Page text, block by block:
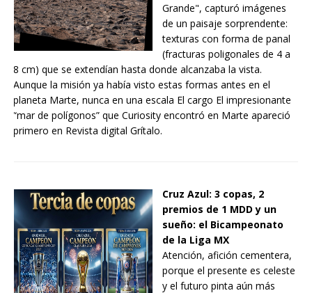
Grande", capturó imágenes
de un paisaje sorprendente:
texturas con forma de panal
(fracturas poligonales de 4 a
8 cm) que se extendían hasta donde alcanzaba la vista.
Aunque la misión ya había visto estas formas antes en el
planeta Marte, nunca en una escala El cargo El impresionante
“mar de polígonos” que Curiosity encontró en Marte apareció
primero en Revista digital Grítalo.
Cruz Azul: 3 copas, 2
premios de 1 MDD y un
sueño: el Bicampeonato
de la Liga MX
Atención, afición cementera,
porque el presente es celeste
y el futuro pinta aún más